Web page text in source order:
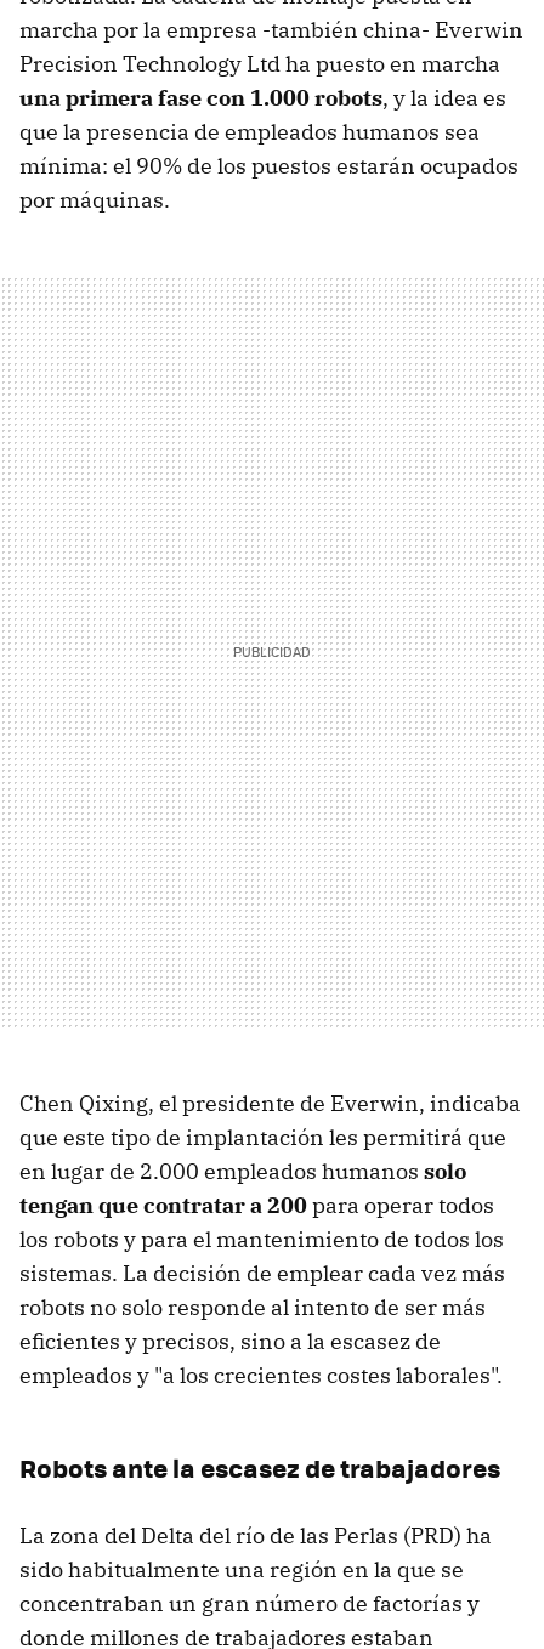
marcha por la empresa -también china- Everwin
Precision Technology Ltd ha puesto en marcha
una primera fase con 1.000 robots, y la idea es
que la presencia de empleados humanos sea
mínima: el 90% de los puestos estarán ocupados
por máquinas.
Chen Qixing, el presidente de Everwin, indicaba
que este tipo de implantación les permitirá que
en lugar de 2.000 empleados humanos solo
tengan que contratar a 200para operar todos
los robots y para el mantenimiento de todos los
sistemas. La decisión de emplear cada vez más
robots no solo responde al intento de ser más
eficientes y precisos, sino a la escasez de
empleados y "a los crecientes costes laborales".
Robots ante la escasez de trabajadores
La zona del Delta del río de las Perlas (PRD) ha
sido habitualmente una región en la que se
concentraban un gran número de factorías y
donde millones de trabajadores estaban